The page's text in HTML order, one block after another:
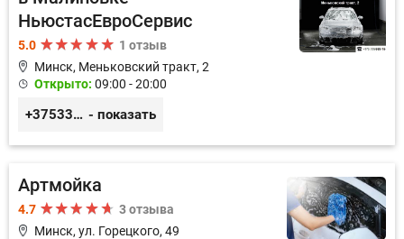
НьюстасЕвроСервис
5.0
1 отзыв
Минск, Меньковский тракт, 2
Открыто: 09:00 - 20:00
+375336691517 - показать
Артмойка
4.7
3 отзыва
Минск, ул. Горецкого, 49